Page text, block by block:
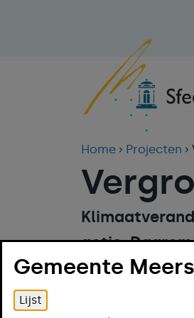
Home Projecten
actie.
Door samen
Gemeente
Lijst